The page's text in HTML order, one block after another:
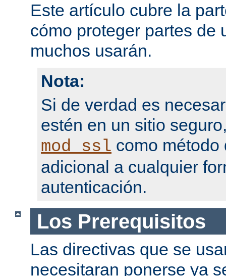
Este artículo cubre la
cómo proteger partes de
muchos usarán.
Nota:
Si de verdad es
estén en un sitio
mod_ssl como método
adicional a cualquier
autenticación.
Los Prerequisitos
Las directivas que se
necesitaran ponerse ya